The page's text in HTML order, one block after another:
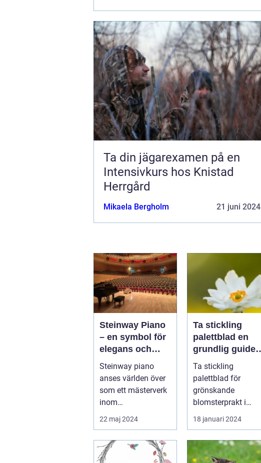
Ta din jägarexamen på en
Intensivkurs hos Knistad
Herrgård
Mikaela Bergholm 21 juni 2024
Steinway Piano
– en symbol för
elegans och
prestation
Steinway piano
anses världen över
som ett mästerverk
inom
pianokonstruktion
och musik...
22 maj 2024
Ta stickling
palettblad en
grundlig guide
för
blomsterentusia
ster
Ta stickling
palettblad för
grönskande
blomsterprakt i
hemmet
18 januari 2024